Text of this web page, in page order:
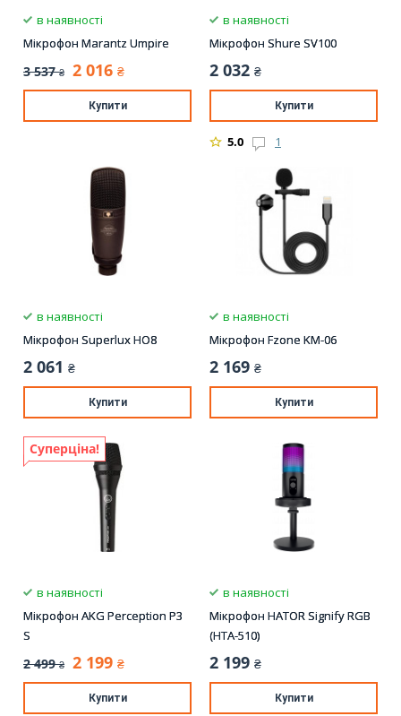
в наявності
Мікрофон Marantz Umpire
3 537 ₴ 2 016 ₴
Купити
в наявності
Мікрофон Shure SV100
2 032 ₴
Купити
5.0 1
в наявності
Мікрофон Superlux HO8
2 061 ₴
Купити
в наявності
Мікрофон Fzone KM-06
2 169 ₴
Купити
Суперціна!
в наявності
Мікрофон AKG Perception P3
S
2 499 ₴ 2 199 ₴
Купити
в наявності
Мікрофон HATOR Signify RGB
(HTA-510)
2 199 ₴
Купити